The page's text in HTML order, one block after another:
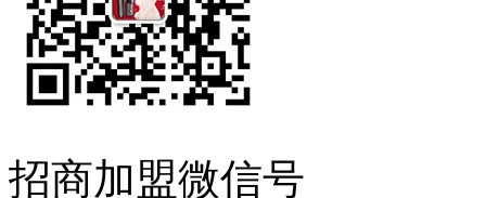
招商加盟微信号